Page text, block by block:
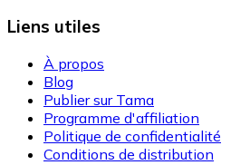
Liens utiles
À propos
Blog
Publier sur Tama
Programme d'affiliation
Politique de confidentialité
Conditions de distribution